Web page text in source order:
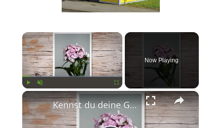
Now Playing
Kennst du deine Geburtsblume?